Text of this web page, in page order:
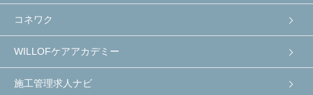
コネワク
WILLOFケアアカデミー
施工管理求人ナビ